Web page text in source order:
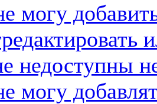
могу
недоступны
могу